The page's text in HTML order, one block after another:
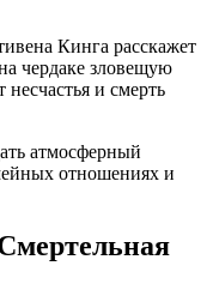
Кинга расскажет
чердаке зловещую
и смерть
атмосферный
отношениях и